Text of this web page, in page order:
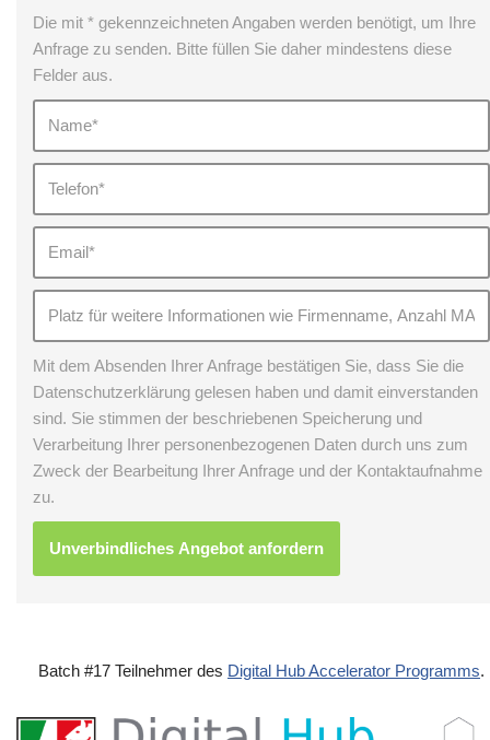
Die mit * gekennzeichneten Angaben werden benötigt, um Ihre
Anfrage zu senden. Bitte füllen Sie daher mindestens diese
Felder aus.
Mit dem Absenden Ihrer Anfrage bestätigen Sie, dass Sie die
Datenschutzerklärung gelesen haben und damit einverstanden
sind. Sie stimmen der beschriebenen Speicherung und
Verarbeitung Ihrer personenbezogenen Daten durch uns zum
Zweck der Bearbeitung Ihrer Anfrage und der Kontaktaufnahme
zu.
Batch #17 Teilnehmer des Digital Hub Accelerator Programms.